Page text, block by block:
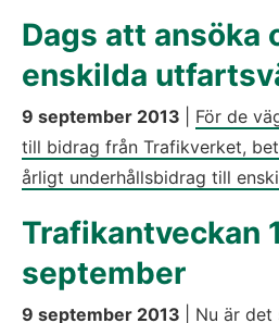
Dags att ansöka
enskilda
9 september 2013
För de
till bidrag från Trafikverket,
årligt underhållsbidrag till
Trafikantveckan
september
9 september 2013 Nu är det